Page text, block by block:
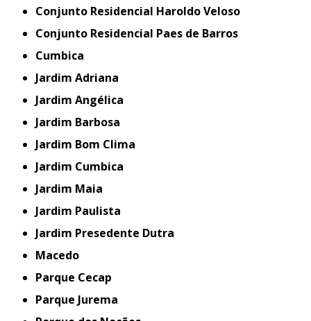
Conjunto Residencial Haroldo Veloso
Conjunto Residencial Paes de Barros
Cumbica
Jardim Adriana
Jardim Angélica
Jardim Barbosa
Jardim Bom Clima
Jardim Cumbica
Jardim Maia
Jardim Paulista
Jardim Presedente Dutra
Macedo
Parque Cecap
Parque Jurema